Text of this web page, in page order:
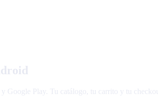
Play. Tu catálogo, tu carrito y tu